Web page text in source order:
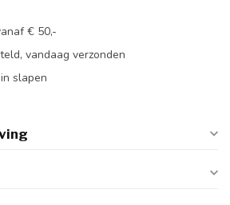
€ 50,-
vandaag verzonden
slapen